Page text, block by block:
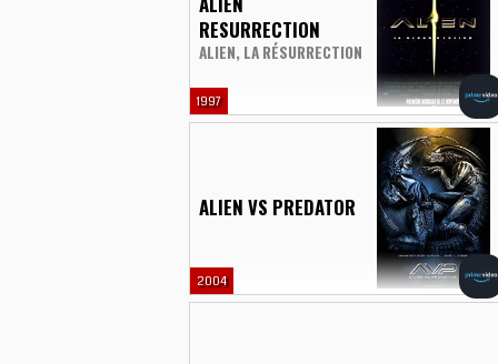
RESURRECTION
ALIEN, LA RÉSURRECTION
1997
ALIEN VS PREDATOR
2004